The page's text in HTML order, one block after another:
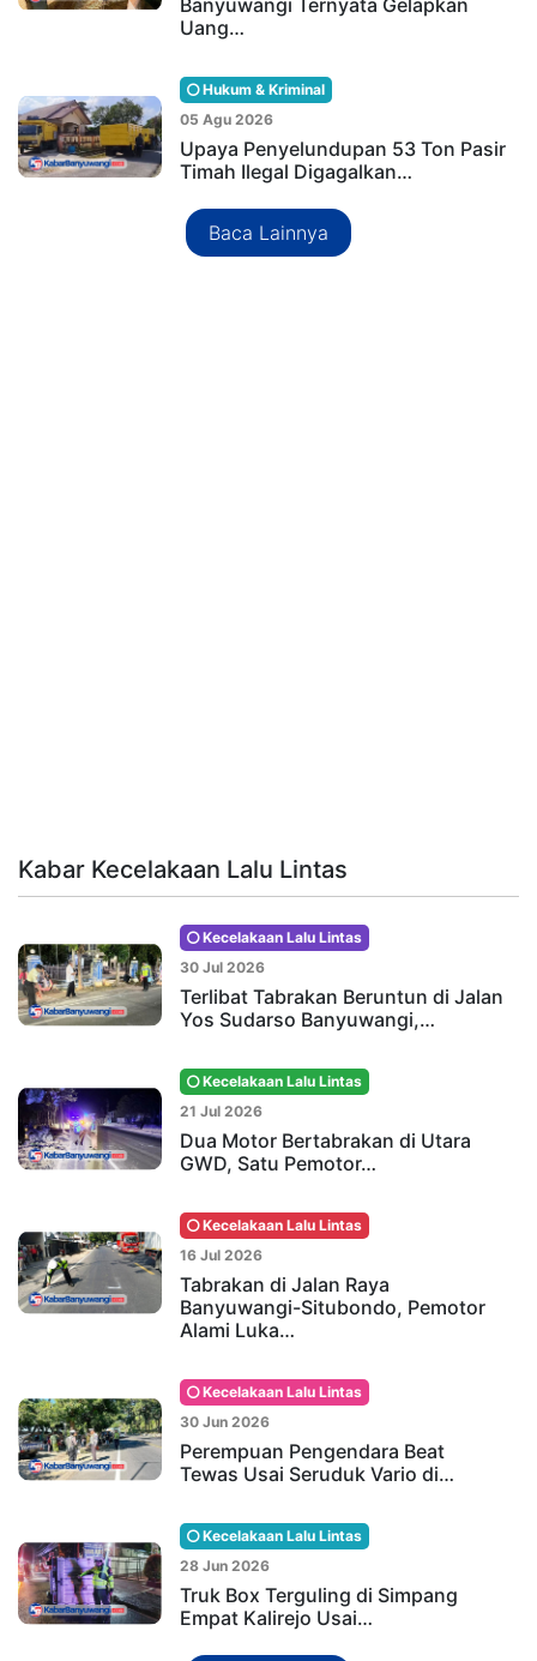
Uang…
Hukum & Kriminal
05 Agu 2026
Upaya Penyelundupan 53 Ton Pasir
Timah Ilegal Digagalkan…
Baca Lainnya
Kabar Kecelakaan Lalu Lintas
Kecelakaan Lalu Lintas
30 Jul 2026
Terlibat Tabrakan Beruntun di Jalan
Yos Sudarso Banyuwangi,…
Kecelakaan Lalu Lintas
21 Jul 2026
Dua Motor Bertabrakan di Utara
GWD, Satu Pemotor…
Kecelakaan Lalu Lintas
16 Jul 2026
Tabrakan di Jalan Raya
Banyuwangi-Situbondo, Pemotor
Alami Luka…
Kecelakaan Lalu Lintas
30 Jun 2026
Perempuan Pengendara Beat
Tewas Usai Seruduk Vario di…
Kecelakaan Lalu Lintas
28 Jun 2026
Truk Box Terguling di Simpang
Empat Kalirejo Usai…